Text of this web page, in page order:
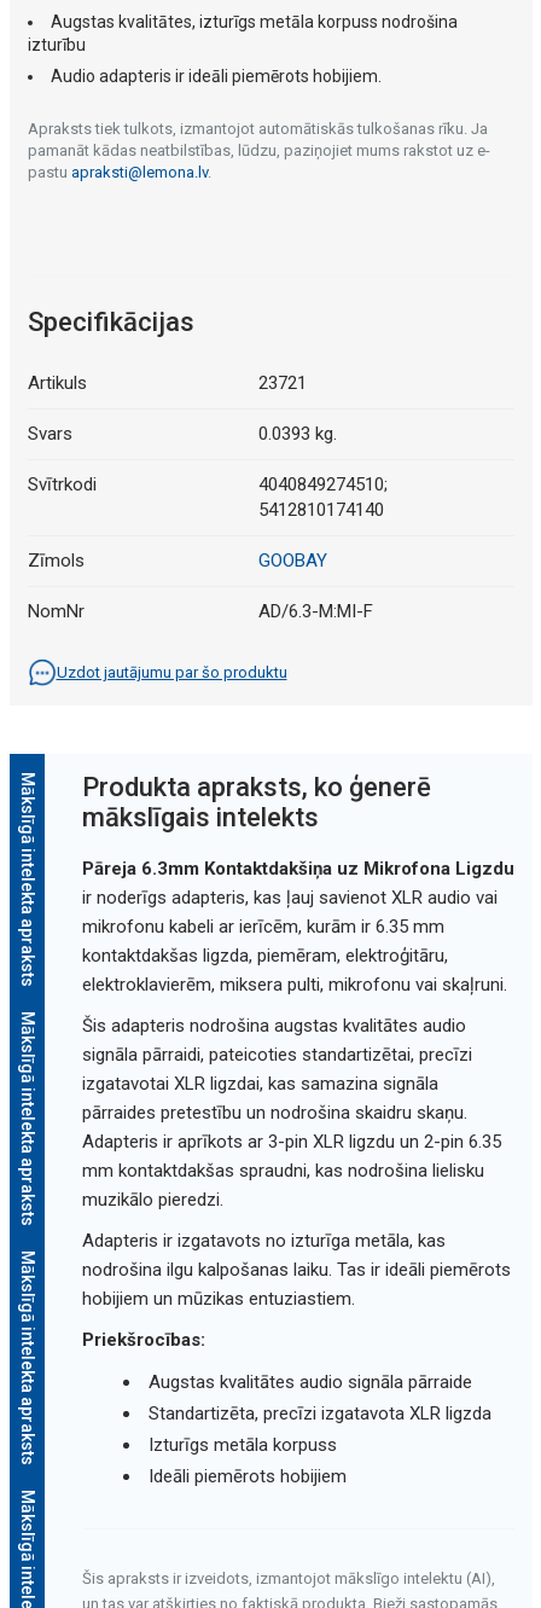
Augstas kvalitātes, izturīgs metāla korpuss nodrošina
izturību
Audio adapteris ir ideāli piemērots hobijiem.
Apraksts tiek tulkots, izmantojot automātiskās tulkošanas rīku. Ja
pamanāt kādas neatbilstības, lūdzu, paziņojiet mums rakstot uz e-
pastu apraksti@lemona.lv.
Specifikācijas
Artikuls 23721
Svars 0.0393 kg.
Svītrkodi
4040849274510;
5412810174140
Zīmols GOOBAY
NomNr AD/6.3-M:MI-F
Uzdot jautājumu par šo produktu
Mākslīgā intelekta apraksts
Mākslīgā intelekta apraksts
Mākslīgā intelekta apraksts
Produkta apraksts, ko ģenerē
mākslīgais intelekts
Pāreja 6.3mm Kontaktdakšiņa uz Mikrofona Ligzdu
ir noderīgs adapteris, kas ļauj savienot XLR audio vai
mikrofonu kabeli ar ierīcēm, kurām ir 6.35 mm
kontaktdakšas ligzda, piemēram, elektroģitāru,
elektroklavierēm, miksera pulti, mikrofonu vai skaļruni.
Šis adapteris nodrošina augstas kvalitātes audio
signāla pārraidi, pateicoties standartizētai, precīzi
izgatavotai XLR ligzdai, kas samazina signāla
pārraides pretestību un nodrošina skaidru skaņu.
Adapteris ir aprīkots ar 3-pin XLR ligzdu un 2-pin 6.35
mm kontaktdakšas spraudni, kas nodrošina lielisku
muzikālo pieredzi.
Adapteris ir izgatavots no izturīga metāla, kas
nodrošina ilgu kalpošanas laiku. Tas ir ideāli piemērots
hobijiem un mūzikas entuziastiem.
Priekšrocības:
Augstas kvalitātes audio signāla pārraide
Standartizēta, precīzi izgatavota XLR ligzda
Izturīgs metāla korpuss
Ideāli piemērots hobijiem
Šis apraksts ir izveidots, izmantojot mākslīgo intelektu (AI),
un tas var atšķirties no faktiskā produkta. Bieži sastopamās